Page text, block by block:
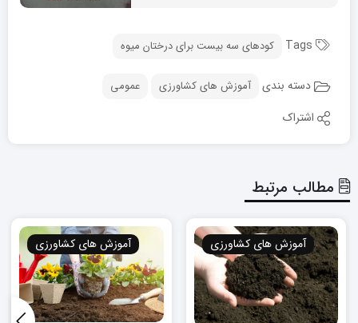
کودهای سه بیست برای درختان میوه
دسته بندی آموزش های کشاورزی عمومی
اشتراک
مطالب مرتبط
آموزش های کشاورزی آموزش های کشاورزی